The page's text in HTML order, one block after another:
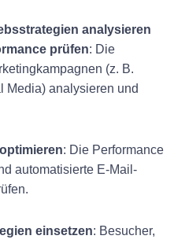
analysieren
prüfen: Die
(z. B.
Media) analysieren und
: Die Performance
automatisierte E-Mail-
einsetzen: Besucher,